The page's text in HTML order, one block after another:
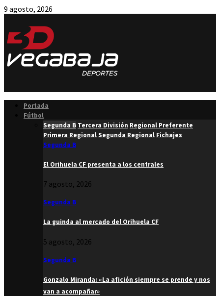
9 agosto, 2026
Portada
Fútbol
Segunda B Tercera División Regional Preferente
Primera RegionalSegunda Regional Fichajes
Segunda B
El Orihuela CF presenta a los centrales
7 agosto, 2026
Segunda B
La guinda al mercado del Orihuela CF
5 agosto, 2026
Segunda B
Gonzalo Miranda: «La afición siempre se prende y nos
van a acompañar»